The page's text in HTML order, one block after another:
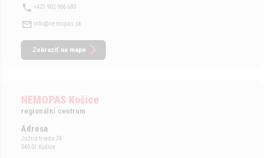
+421 902 906 680
info@nemopas.sk
Zobraziť na mape
NEMOPAS Košice
regionální centrum
Adresa
Južná trieda 74
040 01 Košice